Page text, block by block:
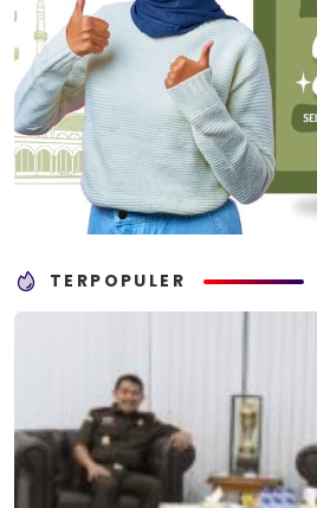
TERPOPULER